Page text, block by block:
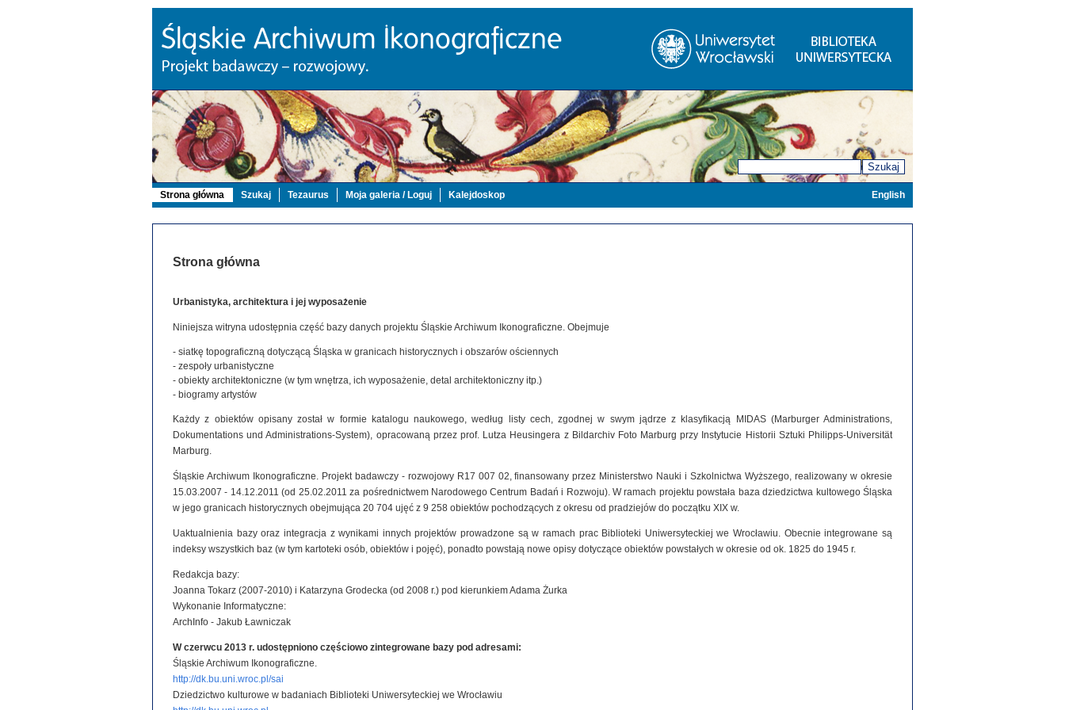
Szukaj
Strona główna Szukaj Tezaurus Moja galeria / Loguj Kalejdoskop English
Strona główna
Urbanistyka, architektura i jej wyposażenie
Niniejsza witryna udostępnia część bazy danych projektu Śląskie Archiwum Ikonograficzne. Obejmuje
- siatkę topograficzną dotyczącą Śląska w granicach historycznych i obszarów ościennych
- zespoły urbanistyczne
- obiekty architektoniczne (w tym wnętrza, ich wyposażenie, detal architektoniczny itp.)
- biogramy artystów
Każdy z obiektów opisany został w formie katalogu naukowego, według listy cech, zgodnej w swym jądrze z klasyfikacją MIDAS (Marburger Administrations,
Dokumentations und Administrations-System), opracowaną przez prof. Lutza Heusingera z Bildarchiv Foto Marburg przy Instytucie Historii Sztuki Philipps-Universität
Marburg.
Śląskie Archiwum Ikonograficzne. Projekt badawczy - rozwojowy R17 007 02, finansowany przez Ministerstwo Nauki i Szkolnictwa Wyższego, realizowany w okresie
15.03.2007 - 14.12.2011 (od 25.02.2011 za pośrednictwem Narodowego Centrum Badań i Rozwoju). W ramach projektu powstała baza dziedzictwa kultowego Śląska
w jego granicach historycznych obejmująca 20 704 ujęć z 9 258 obiektów pochodzących z okresu od pradziejów do początku XIX w.
Uaktualnienia bazy oraz integracja z wynikami innych projektów prowadzone są w ramach prac Biblioteki Uniwersyteckiej we Wrocławiu. Obecnie integrowane są
indeksy wszystkich baz (w tym kartoteki osób, obiektów i pojęć), ponadto powstają nowe opisy dotyczące obiektów powstałych w okresie od ok. 1825 do 1945 r.
Redakcja bazy:
Joanna Tokarz (2007-2010) i Katarzyna Grodecka (od 2008 r.) pod kierunkiem Adama Żurka
Wykonanie Informatyczne:
ArchInfo - Jakub Ławniczak
W czerwcu 2013 r. udostępniono częściowo zintegrowane bazy pod adresami:
Śląskie Archiwum Ikonograficzne.
http://dk.bu.uni.wroc.pl/sai
Dziedzictwo kulturowe w badaniach Biblioteki Uniwersyteckiej we Wrocławiu